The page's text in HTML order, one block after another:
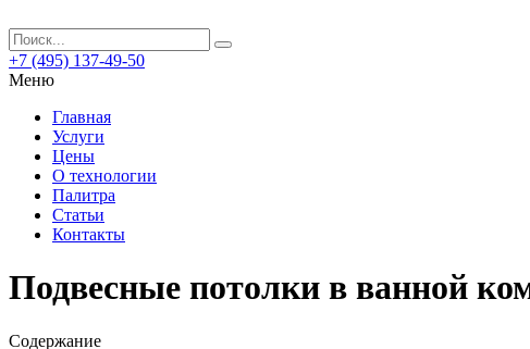
+7 (495) 137-49-50
Меню
Главная
Услуги
Цены
О технологии
Палитра
Статьи
Контакты
Подвесные потолки в ванной
Содержание